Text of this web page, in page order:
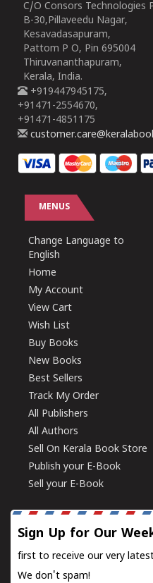
C/O Consors Technologies
B-30,Pillaveedu Nagar,
Kesavadasapuram,
Pattom P O, Pin 695004
Thiruvananthapuram,
Kerala, India.
+919447945175,
+91471-2554670,
+91471-4851175
MENUS
Change Language to
English
Home
My Account
View Cart
Wish List
Buy Books
New Books
Best Sellers
Track My Order
All Publishers
All Authors
Sell On Kerala Book Store
Publish your E-Book
Sell your E-Book
Sign Up for Our
first to receive our very
We don't spam!